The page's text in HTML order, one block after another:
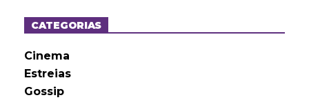
o
sCATEGORIAS
Cinema
Estreias
Gossip